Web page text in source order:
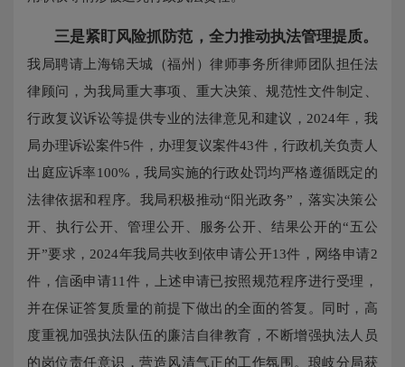
三是紧盯风险抓防范，全力推动执法管理提质。
我局聘请上海锦天城（福州）律师事务所律师团队担任法
律顾问，为我局重大事项、重大决策、规范性文件制定、
行政复议诉讼等提供专业的法律意见和建议，2024年，我
局办理诉讼案件5件，办理复议案件43件，行政机关负责人
出庭应诉率100%，我局实施的行政处罚均严格遵循既定的
法律依据和程序。我局积极推动“阳光政务”，落实决策公
开、执行公开、管理公开、服务公开、结果公开的“五公
开”要求，2024年我局共收到依申请公开13件，网络申请2
件，信函申请11件，上述申请已按照规范程序进行受理，
并在保证答复质量的前提下做出的全面的答复。同时，高
度重视加强执法队伍的廉洁自律教育，不断增强执法人员
的岗位责任意识，营造风清气正的工作氛围。琅岐分局获